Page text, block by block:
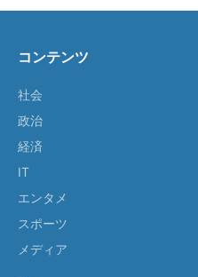
コンテンツ
社会
政治
経済
IT
エンタメ
スポーツ
メディア